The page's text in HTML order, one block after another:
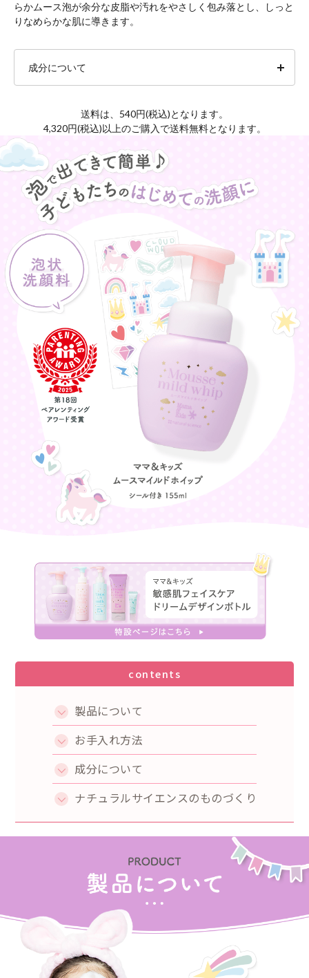
らかムース泡が余分な皮脂や汚れをやさしく包み落とし、しっと
りなめらかな肌に導きます。
成分について